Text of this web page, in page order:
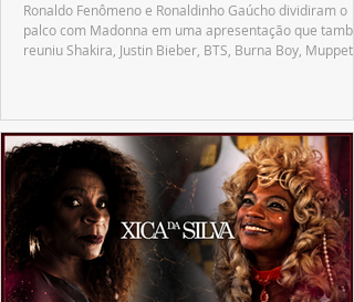
Ronaldo Fenômeno e Ronaldinho Gaúcho dividiram o
palco com Madonna em uma apresentação que
reuniu Shakira, Justin Bieber, BTS, Burna Boy, Muppets,